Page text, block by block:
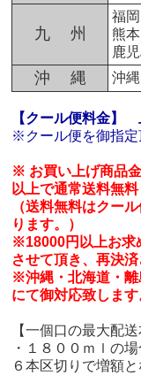
九 州
福
熊
鹿
沖 縄 沖縄
【クール便料金】
※クール便を御指定
※ お買い上げ商品
以上で通常送料無
（送料無料はクー
ります。）
※18000円以上お求
させて頂き、再決済
※沖縄・北海道・離
にて御対応致します
【一個口の最大配
・１８００ｍｌの
６本区切りで増額と